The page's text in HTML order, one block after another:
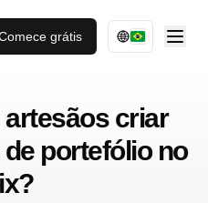
grátis
criar
portefólio no